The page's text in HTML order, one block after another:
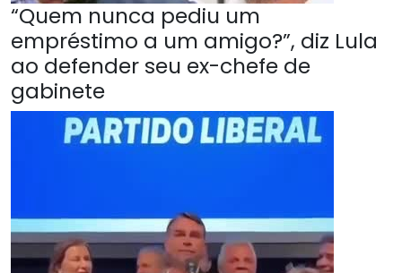
“Quem nunca pediu um
empréstimo a um amigo?”, diz Lula
ao defender seu ex-chefe de
gabinete